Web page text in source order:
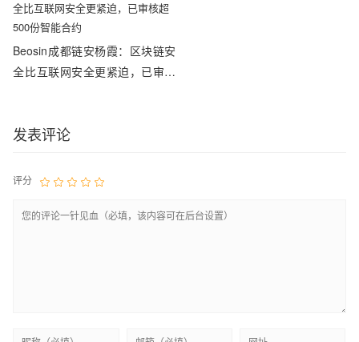
Beosin成都链安杨霞：区块链安
全比互联网安全更紧迫，已审核
发表评论
评分